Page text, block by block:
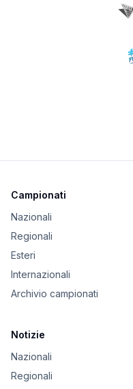
Campionati
Nazionali
Regionali
Esteri
Internazionali
Archivio campionati
Notizie
Nazionali
Regionali